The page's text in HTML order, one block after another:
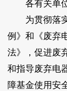
各有关单位
为贯彻落实
例》和《废弃
法》，促进废
和指导废弃电
障基金使用安